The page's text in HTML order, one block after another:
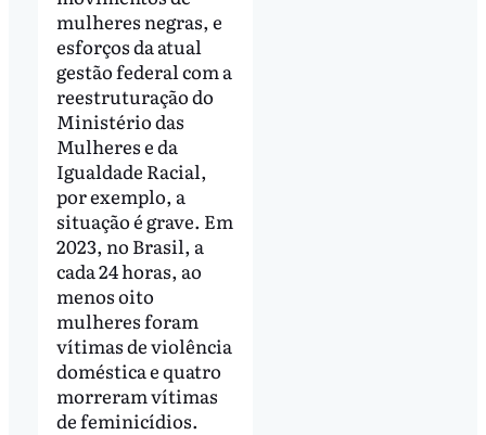
mulheres negras, e
esforços da atual
gestão federal com a
reestruturação do
Ministério das
Mulheres e da
Igualdade Racial,
por exemplo, a
situação é grave. Em
2023, no Brasil, a
cada 24 horas, ao
menos oito
mulheres foram
vítimas de violência
doméstica e quatro
morreram vítimas
de feminicídios.